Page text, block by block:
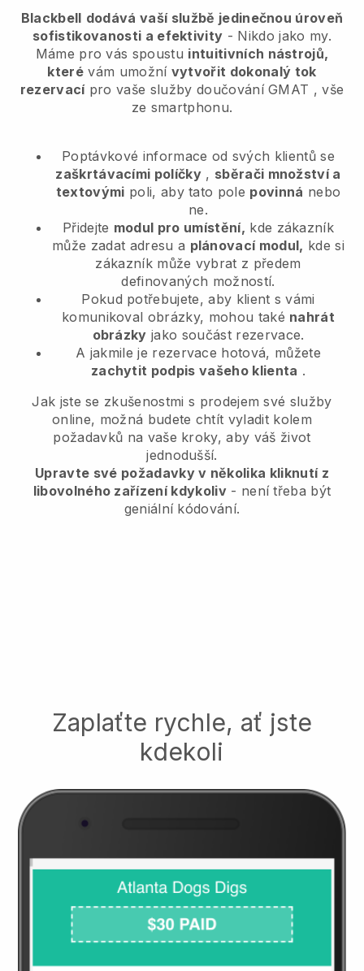
Blackbell dodává vaší službě jedinečnou úroveň
sofistikovanosti a efektivity - Nikdo jako my.
Máme pro vás spoustu intuitivních nástrojů,
které vám umožní vytvořit dokonalý tok
rezervací pro vaše služby doučování GMAT , vše
ze smartphonu.
Poptávkové informace od svých klientů se
zaškrtávacími políčky , sběrači množství a
textovými poli, aby tato pole povinná nebo
ne.
Přidejte modul pro umístění, kde zákazník
může zadat adresu a plánovací modul, kde si
zákazník může vybrat z předem
definovaných možností.
Pokud potřebujete, aby klient s vámi
komunikoval obrázky, mohou také nahrát
obrázky jako součást rezervace.
A jakmile je rezervace hotová, můžete
zachytit podpis vašeho klienta .
Jak jste se zkušenostmi s prodejem své služby
online, možná budete chtít vyladit kolem
požadavků na vaše kroky, aby váš život
jednodušší.
Upravte své požadavky v několika kliknutí z
libovolného zařízení kdykoliv- není třeba být
geniální kódování.
Zaplaťte rychle, ať jste
kdekoli